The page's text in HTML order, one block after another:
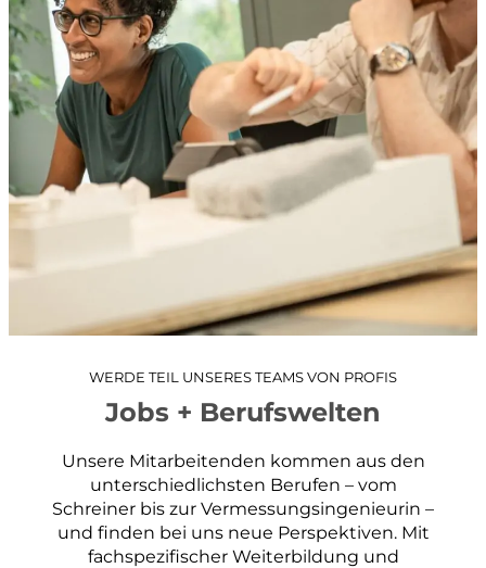
Abflussmessungen
Vertrieb Emlid
prüfen und kontrollieren
Baurecht
Baupolizei
Feuerpolizei
Liegenschaftsentwässerung
GIS / WebGIS geoweb
Projekt-Visualisierungen
3D-Stadtmodell
Hydraulische Simulationen
WERDE TEIL UNSERES TEAMS VON PROFIS
Jobs + Berufswelten
Unsere Mitarbeitenden kommen aus den
unterschiedlichsten Berufen – vom
Schreiner bis zur Vermessungsingenieurin –
und finden bei uns neue Perspektiven. Mit
fachspezifischer Weiterbildung und